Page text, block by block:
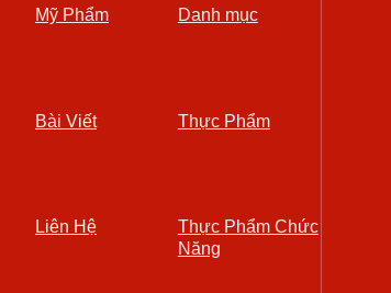
Mỹ Phẩm Danh mục
Bài Viết Thực Phẩm
Liên Hệ
Thực Phẩm Chức
Năng